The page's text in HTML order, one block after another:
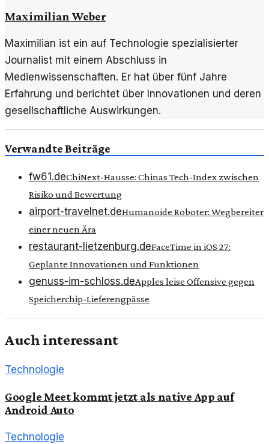
Maximilian Weber
Maximilian ist ein auf Technologie spezialisierter
Journalist mit einem Abschluss in
Medienwissenschaften. Er hat über fünf Jahre
Erfahrung und berichtet über Innovationen und deren
gesellschaftliche Auswirkungen.
Verwandte Beiträge
fw61.deChiNext-Hausse: Chinas Tech-Index zwischen
Risiko und Bewertung
airport-travelnet.deHumanoide Roboter: Wegbereiter
einer neuen Ära
restaurant-lietzenburg.deFaceTime in iOS 27:
Geplante Innovationen und Funktionen
genuss-im-schloss.deApples leise Offensive gegen
Speicherchip-Lieferengpässe
Auch interessant
Technologie
Google Meet kommt jetzt als native App auf
Android Auto
Technologie